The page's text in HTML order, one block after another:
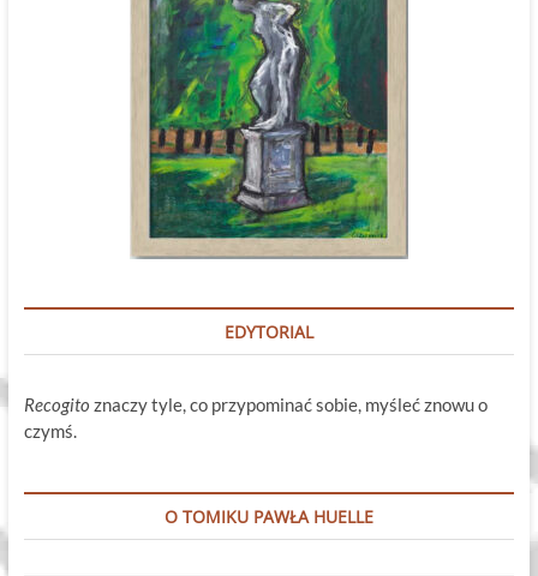
EDYTORIAL
Recogito znaczy tyle, co przypominać sobie, myśleć znowu o
czymś.
O TOMIKU PAWŁA HUELLE